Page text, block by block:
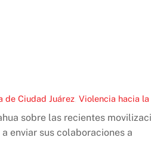
de Ciudad Juárez ,Violencia hacia
sobre las recientes
enviar sus colaboraciones a